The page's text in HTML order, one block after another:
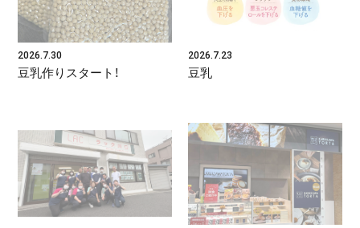
2026.7.30
豆乳作りスタート！
2026.7.23
豆乳